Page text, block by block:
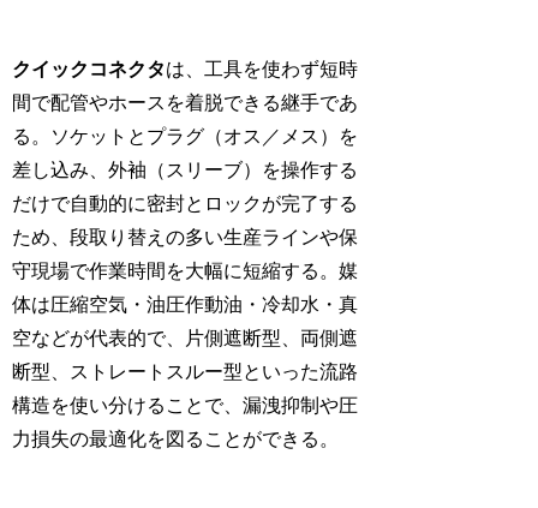
クイックコネクタは、工具を使わず短時
間で配管やホースを着脱できる継手であ
る。ソケットとプラグ（オス／メス）を
差し込み、外袖（スリーブ）を操作する
だけで自動的に密封とロックが完了する
ため、段取り替えの多い生産ラインや保
守現場で作業時間を大幅に短縮する。媒
体は圧縮空気・油圧作動油・冷却水・真
空などが代表的で、片側遮断型、両側遮
断型、ストレートスルー型といった流路
構造を使い分けることで、漏洩抑制や圧
力損失の最適化を図ることができる。